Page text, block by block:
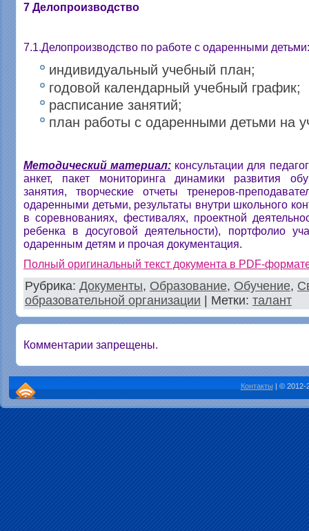
7 Делопроизводство
7.1.Делопроизводство по работе с одаренными детьми:
индивидуальный учебный план;
годовой календарный учебный график;
расписание занятий;
план работы с одаренными детьми на
Методический материал: консультации для
анкет, пакет мониторинга динамики развития
занятия, творческие отчеты тренеров-
одаренными детьми, результаты внутри школьного
в соревнованиях, фестивалях, проектной
ребенка в досуговой деятельности), портфолио
одаренным детям и прочая документация.
Полный оригинальный текст документа в PDF-
Рубрика: Документы, Образование, Обучение,
образовательной организации | Метки: талант
Комментарии запрещены.
Контакты| © 2012-